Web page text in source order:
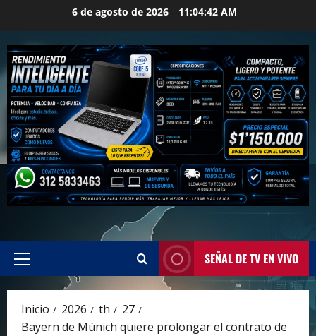
contenido
6 de agosto de 2026 11:04:43 AM
Menú
SEÑAL DE TV EN VIVO
Inicio 2026 th
27
Bayern de Múnich quiere prolongar el contrato de